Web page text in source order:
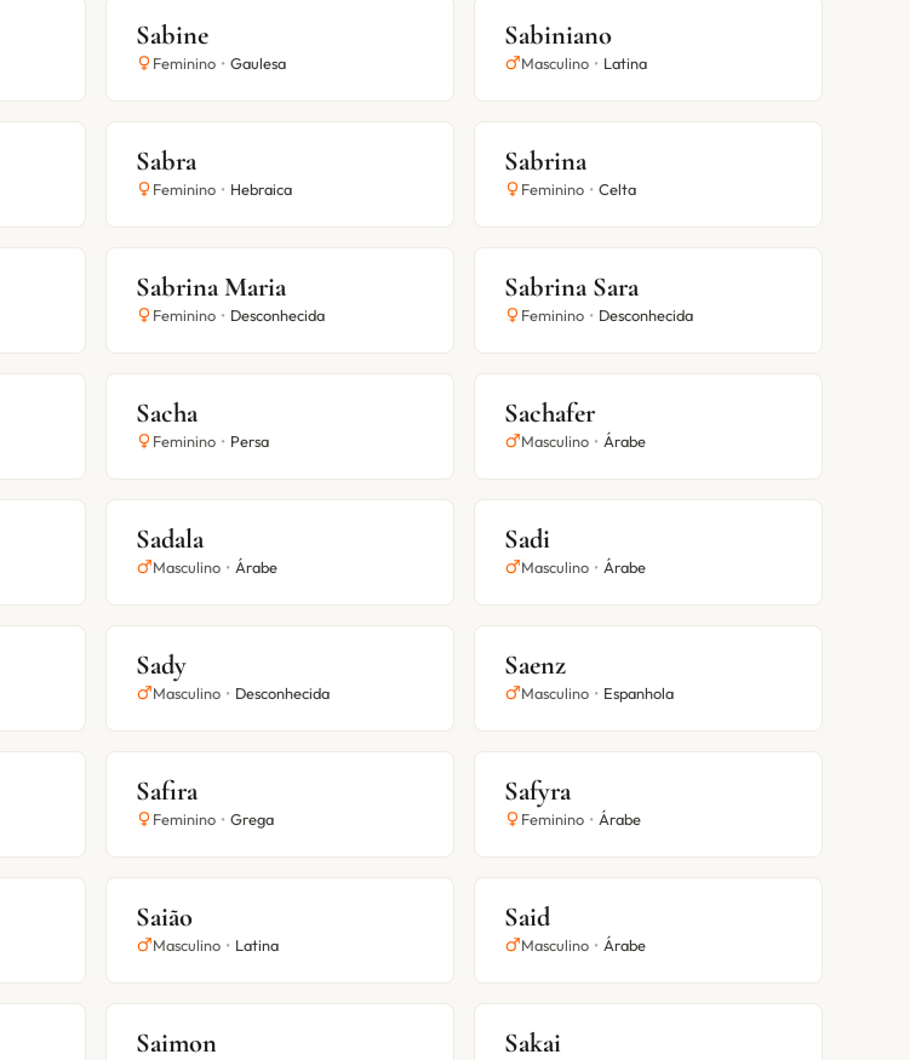
Sabine
Feminino • Gaulesa
Sabiniano
Masculino • Latina
Sabra
Feminino • Hebraica
Sabrina
Feminino • Celta
Sabrina Maria
Feminino • Desconhecida
Sabrina Sara
Feminino • Desconhecida
Sacha
Feminino • Persa
Sachafer
Masculino • Árabe
Sadala
Masculino • Árabe
Sadi
Masculino • Árabe
Sady
Masculino • Desconhecida
Saenz
Masculino • Espanhola
Safira
Feminino • Grega
Safyra
Feminino • Árabe
Saião
Masculino • Latina
Said
Masculino • Árabe
Saimon Sakai